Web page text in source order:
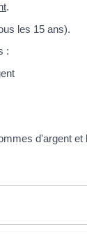
.
les 15 ans).
:
d'argent